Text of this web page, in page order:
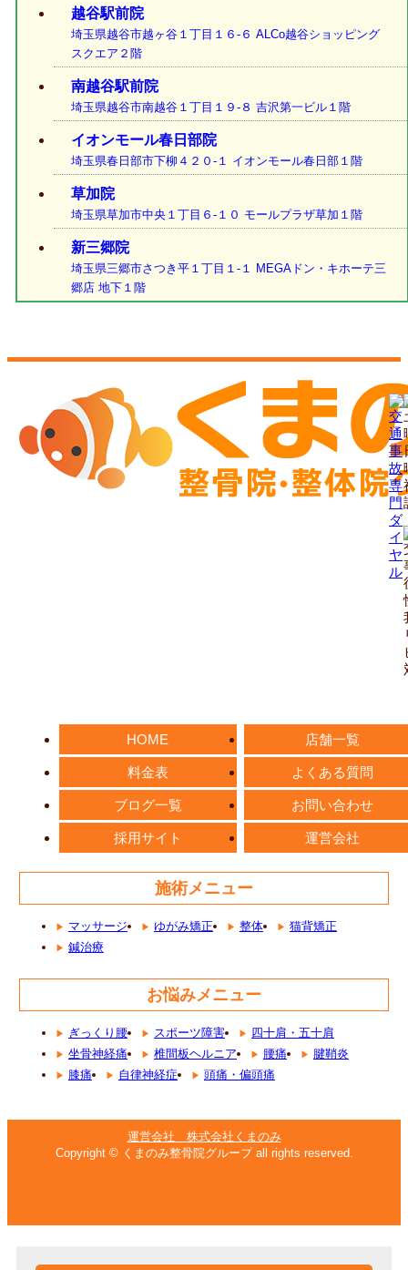
越谷駅前院
埼玉県越谷市越ヶ谷１丁目１６-６ ALCo越谷ショッピング
スクエア２階
南越谷駅前院
埼玉県越谷市南越谷１丁目１９-８ 吉沢第一ビル１階
イオンモール春日部院
埼玉県春日部市下柳４２０-１ イオンモール春日部１階
草加院
埼玉県草加市中央１丁目６-１０ モールプラザ草加１階
新三郷院
埼玉県三郷市さつき平１丁目１-１ MEGAドン・キホーテ三
郷店 地下１階
HOME 店舗一覧
料金表 よくある質問
ブログ一覧 お問い合わせ
採用サイト 運営会社
施術メニュー
マッサージ ゆがみ矯正 整体
猫背矯正
鍼治療
お悩みメニュー
ぎっくり腰 スポーツ障害
四十肩・五十肩
坐骨神経痛
椎間板ヘルニア 腰痛
腱鞘炎
膝痛
自律神経症 頭痛・偏頭痛
運営会社 株式会社くまのみ
Copyright © くまのみ整骨院グループ all rights reserved.